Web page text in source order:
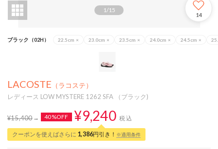
1/15
14
ブラック（02H） 22.5cm × 23.0cm × 23.5cm × 24.0cm × 24.5cm ×
LACOSTE （ラコステ）
レディース LOW MYSTERE 1262 SFA （ブラック)
¥15,400 40%OFF ¥9,240 税込
クーポンを使えばさらに 1,386円引き！ ※適用条件